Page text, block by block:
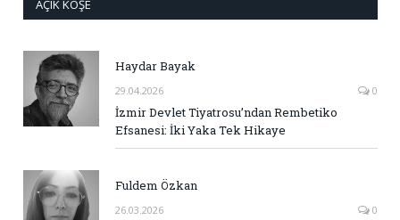
AÇIK KÖŞE
Haydar Bayak
29.04.2026 0
İzmir Devlet Tiyatrosu’ndan Rembetiko
Efsanesi: İki Yaka Tek Hikaye
Fuldem Özkan
26.03.2026 0